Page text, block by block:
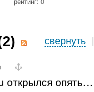
2) свернуть
открылся опять…